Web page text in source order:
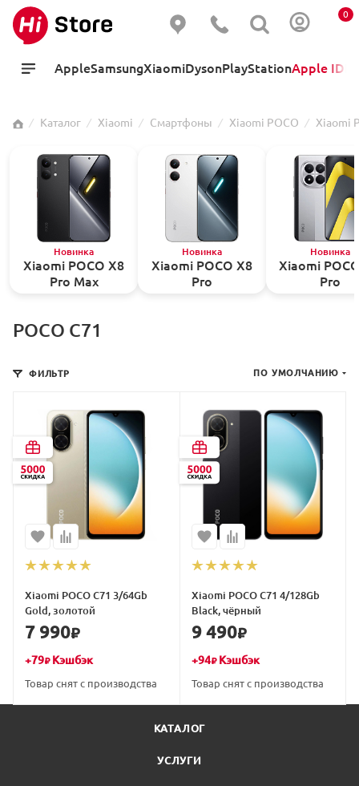
0
AppleSamsungXiaomiDysonPlayStationApple ID
⁄ Каталог ⁄ Xiaomi ⁄ Смартфоны ⁄ Xiaomi POCO ⁄ Xiaomi
Xiaomi POCO X8
Pro Max
Новинка
Xiaomi POCO X8
Pro
Новинка
Xiaomi
Pro
Новинка
POCO C71
ФИЛЬТР ПО УМОЛЧАНИЮ
Xiaomi POCO C71 3/64Gb
Gold, золотой
7 990₽
+79₽Кэшбэк
Товар снят с производства
Xiaomi POCO C71 4/128Gb
Black, чёрный
9 490₽
+94₽Кэшбэк
Товар снят с производства
КАТАЛОГ
УСЛУГИ